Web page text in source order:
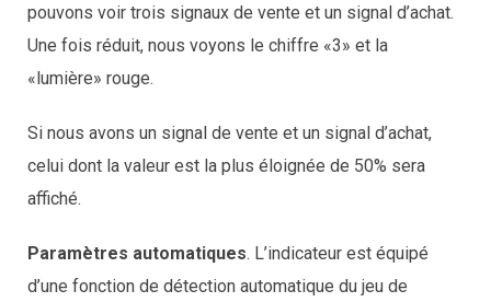
pouvons voir trois signaux de vente et un signal d’achat.
Une fois réduit, nous voyons le chiffre «3» et la
«lumière» rouge.
Si nous avons un signal de vente et un signal d’achat,
celui dont la valeur est la plus éloignée de 50% sera
affiché.
Paramètres automatiques. L’indicateur est équipé
d’une fonction de détection automatique du jeu de